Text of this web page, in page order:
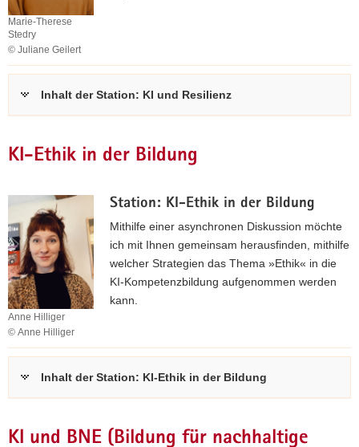
Marie-Therese
Stedry
© Juliane Geilert
Marie-
Therese
Stedry
W
a
-
M
e
d
i
e
n
Inhalt der Station: KI und Resilienz
KI-Ethik in der Bildung
Station: KI-Ethik in der Bildung
Anne Hilliger
© Anne Hilliger
Anne
Hilliger
Mithilfe einer asynchronen Diskussion möchte
ich mit Ihnen gemeinsam herausfinden, mithilfe
welcher Strategien das Thema »Ethik« in die
KI-Kompetenzbildung aufgenommen werden
kann.
Inhalt der Station: KI-Ethik in der Bildung
KI und BNE (Bildung für nachhaltige